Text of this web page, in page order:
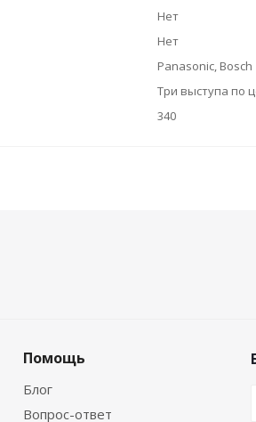
Нет
Нет
Panasonic, Bosch
Три выступа по
340
Помощь
Блог
Вопрос-ответ